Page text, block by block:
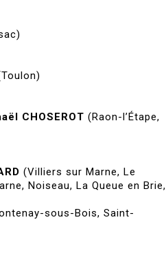
CHOSEROT (Raon-l’Étape,
(Villiers sur Marne, Le
Noiseau, La Queue en Brie,
sous-Bois, Saint-